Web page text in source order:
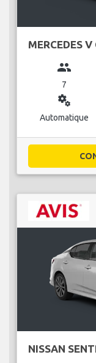
MERCEDES V
group
7
miscellaneous_services
Automatique
NISSAN